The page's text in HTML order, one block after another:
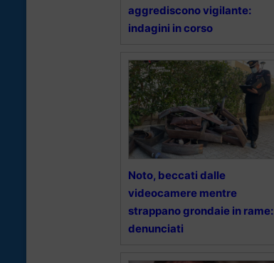
aggrediscono vigilante:
indagini in corso
Noto, beccati dalle
videocamere mentre
strappano grondaie in rame:
denunciati